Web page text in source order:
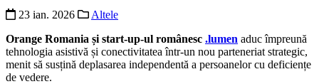
23 ian. 2026
Altele
Orange Romania și start-up-ul românesc .lumen aduc împreună
tehnologia asistivă și conectivitatea într-un nou parteneriat strategic,
menit să susțină deplasarea independentă a persoanelor cu deficiențe
de vedere.